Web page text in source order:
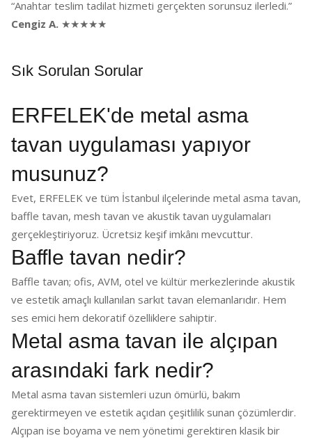
“Anahtar teslim tadilat hizmeti gerçekten sorunsuz ilerledi.”
Cengiz A. ★★★★★
Sık Sorulan Sorular
ERFELEK'de metal asma
tavan uygulaması yapıyor
musunuz?
Evet, ERFELEK ve tüm İstanbul ilçelerinde metal asma tavan,
baffle tavan, mesh tavan ve akustik tavan uygulamaları
gerçekleştiriyoruz. Ücretsiz keşif imkânı mevcuttur.
Baffle tavan nedir?
Baffle tavan; ofis, AVM, otel ve kültür merkezlerinde akustik
ve estetik amaçlı kullanılan sarkıt tavan elemanlarıdır. Hem
ses emici hem dekoratif özelliklere sahiptir.
Metal asma tavan ile alçıpan
arasındaki fark nedir?
Metal asma tavan sistemleri uzun ömürlü, bakım
gerektirmeyen ve estetik açıdan çeşitlilik sunan çözümlerdir.
Alçıpan ise boyama ve nem yönetimi gerektiren klasik bir